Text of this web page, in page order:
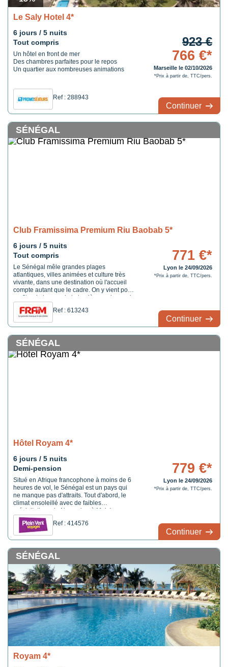
Le Saly Hotel 4*
6 jours / 5 nuits
Tout compris
Un hôtel en front de mer
Des chambres parfaites pour le repos
Un quartier aux nombreuses animations
Ref : 288943
923 €
766 €*
Marseille le 02/10/2026
*Prix à partir de, TTC/pers.
Continuer
SÉNÉGAL
Club Framissima Premium Riu Baobab 5*
6 jours / 5 nuits
Tout compris
Le Sénégal mêle grandes plages
atlantiques, villes animées et culture très
vivante, dans une destination où l'accueil
compte autant que le cadre. On y vient pour
profiter de la mer, de la lumière, mais aussi
d'un pays qui garde une vraie personnalité.
Situé à Pointe Sarène, sur la Petite Côte,
dans la région de Thiès, l'hôtel est à ...
Ref : 613243
771 €*
Lyon le 24/09/2026
*Prix à partir de, TTC/pers.
Continuer
SÉNÉGAL
Hôtel Royam 4*
6 jours / 5 nuits
Demi-pension
Situé en Afrique francophone à moins de 6
heures de vol, le Sénégal est un pays qui
ne manque pas d'attraits. Tout d'abord, le
climat ensoleillé avec de faibles
précipitations de Novembre à Mai. Le
Sénégal possède également plus de 700km
de côtes dont 530km de plages. Enfin de
nombreux parcs et réserves animaliers
classés au patrimoine mondial de ...
Ref : 414576
779 €*
Lyon le 24/09/2026
*Prix à partir de, TTC/pers.
Continuer
SÉNÉGAL
Royam 4*